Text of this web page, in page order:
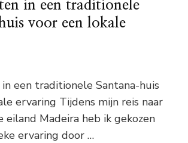
in een traditionele
voor een lokale
een traditionele Santana-huis
ervaring Tijdens mijn reis naar
eiland Madeira heb ik gekozen
ervaring door …